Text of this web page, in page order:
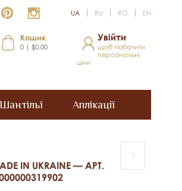
UA RU RO EN
Кошик
0 | $0.00
Увійти
щоб побачити
персональні
ціни
Шантільї Аплікації
IN UKRAINE — АРТ.